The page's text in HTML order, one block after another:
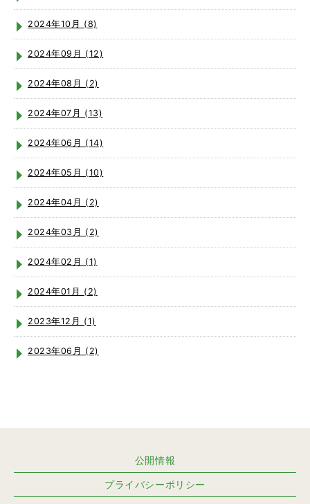
2024年10月 (8)
2024年09月 (12)
2024年08月 (2)
2024年07月 (13)
2024年06月 (14)
2024年05月 (10)
2024年04月 (2)
2024年03月 (2)
2024年02月 (1)
2024年01月 (2)
2023年12月 (1)
2023年06月 (2)
公開情報
プライバシーポリシー